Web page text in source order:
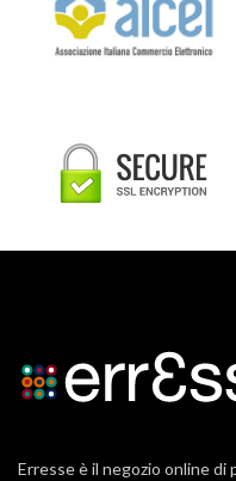
Erresse è il negozio online